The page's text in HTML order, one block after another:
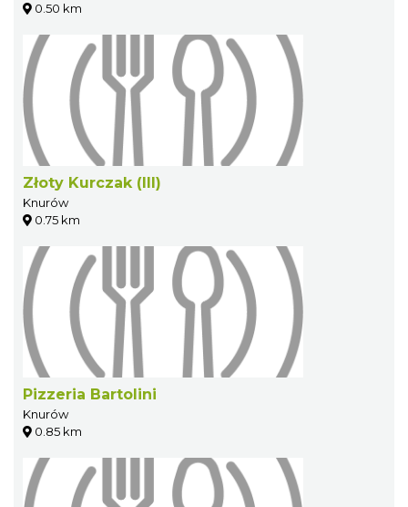
0.50 km
Złoty Kurczak (III)
Knurów
0.75 km
Pizzeria Bartolini
Knurów
0.85 km